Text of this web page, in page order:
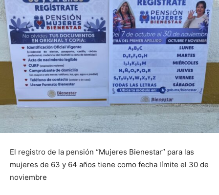
El registro de la pensión “Mujeres Bienestar” para las
mujeres de 63 y 64 años tiene como fecha límite el 30 de
noviembre